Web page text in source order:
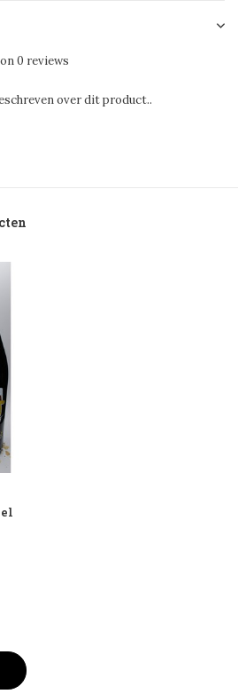
0 reviews
over dit product..